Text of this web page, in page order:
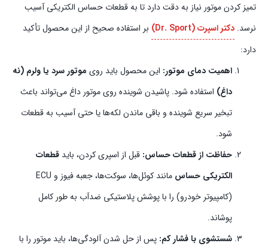
تمیز کردن موتور نیاز به دقت دارد تا به قطعات حساس الکتریکی آسیب
نرسد. دکتر اسپرت (Dr. Sport)
بر استفاده صحیح از این محصول تأکید
دارد:
اهمیت دمای موتور: این محصول باید روی موتور سرد یا ولرم (نه
داغ) استفاده شود. پاشیدن شوینده روی موتور داغ می‌تواند باعث
تبخیر سریع شوینده و باقی ماندن لکه‌ها یا حتی آسیب به قطعات
شود.
حفاظت از قطعات حساس: قبل از اسپری کردن، باید قطعات
الکتریکی حساس
مانند کوئل‌ها، سوکت‌ها، جعبه فیوز و ECU
(کامپیوتر خودرو) را با پوشش پلاستیکی ضدآب به طور کامل
پوشاند.
شستشوی با فشار کم: پس از حل شدن آلودگی‌ها، باید موتور را با